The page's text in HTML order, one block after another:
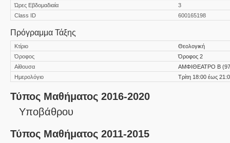
Ώρες Εβδομαδιαία
3
Class ID
600165198
Πρόγραμμα Τάξης
Κτίριο
Θεολογική
Όροφος
Όροφος 2
Αίθουσα
ΑΜΦΙΘΕΑΤΡΟ Β
Ημερολόγιο
Τρίτη 18:00 έως
Τύπος Μαθήματος 2016-2020
Υποβάθρου
Τύπος Μαθήματος 2011-2015